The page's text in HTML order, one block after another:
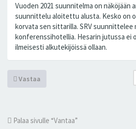
Vuoden 2021 suunnitelma on näköjään
suunnittelu aloitettu alusta. Kesko on
korvata sen sittarilla. SRV suunnittelee
konferenssihotellia. Hesarin jutussa ei
ilmeisesti alkutekijöissä ollaan.
Vastaa
Palaa sivulle “Vantaa”